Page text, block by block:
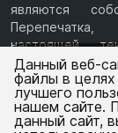
являются
Перепечатка,
настоящей
изображений
разрешения
Петербург,
Данный веб-
файлы в
лучшего
нашем сайте.
данный сайт,